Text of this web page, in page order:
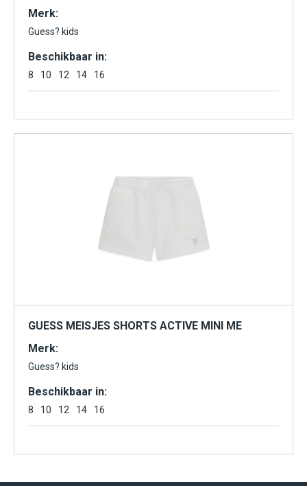
Merk:
Guess? kids
Beschikbaar in:
8 10 12 14 16
GUESS MEISJES SHORTS ACTIVE MINI ME
Merk:
Guess? kids
Beschikbaar in:
8 10 12 14 16